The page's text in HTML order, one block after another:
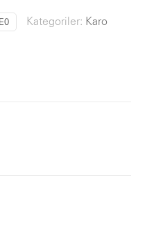
Kategoriler: Karo